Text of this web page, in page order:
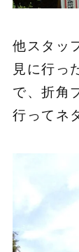
他スタッ
見に行っ
で、折角
行ってネ